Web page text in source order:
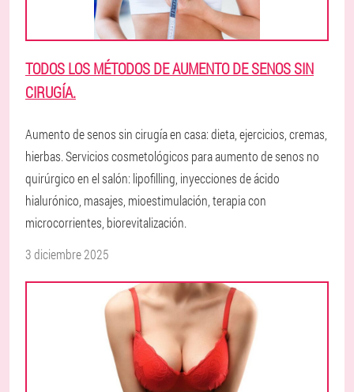
TODOS LOS MÉTODOS DE AUMENTO DE SENOS SIN
CIRUGÍA.
Aumento de senos sin cirugía en casa: dieta, ejercicios, cremas,
hierbas. Servicios cosmetológicos para aumento de senos no
quirúrgico en el salón: lipofilling, inyecciones de ácido
hialurónico, masajes, mioestimulación, terapia con
microcorrientes, biorevitalización.
3 diciembre 2025